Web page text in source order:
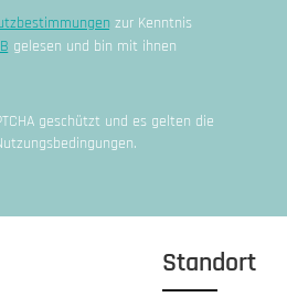
zur Kenntnis
gelesen und bin mit ihnen
geschützt und es gelten die
.
Standort